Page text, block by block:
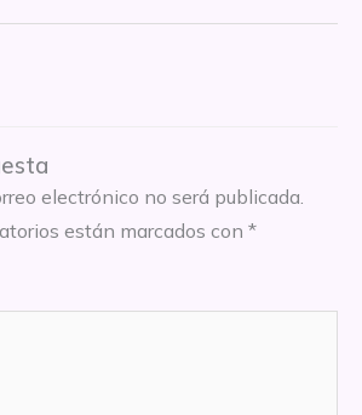
electrónico no será publicada.
están marcados con *